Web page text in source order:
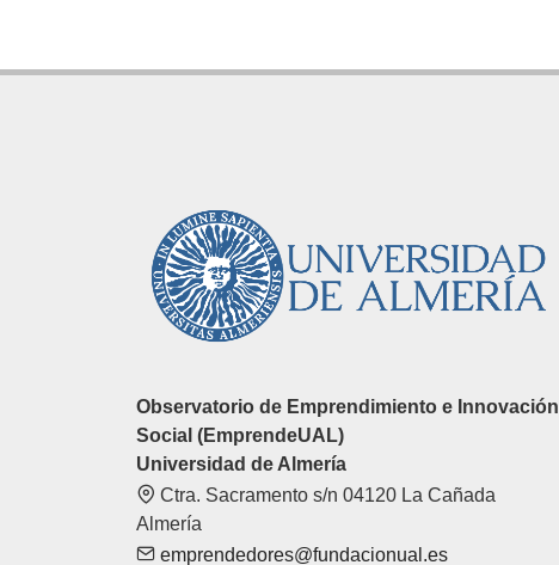
Observatorio de Emprendimiento e Innovación
Social (EmprendeUAL)
Universidad de Almería
Ctra. Sacramento s/n 04120 La Cañada
Almería
emprendedores@fundacionual.es